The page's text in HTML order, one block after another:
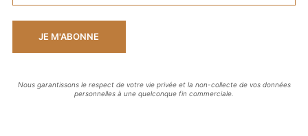
JE M'ABONNE
Nous garantissons le respect de votre vie privée et la non-collecte de vos données
personnelles à une quelconque fin commerciale.